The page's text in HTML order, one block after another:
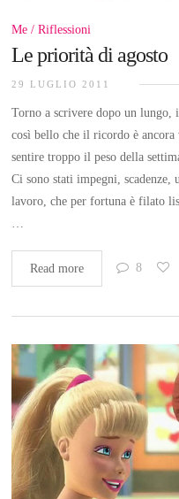
Me Riflessioni
Le priorità di agosto
29 LUGLIO 2011
Torno a scrivere dopo un lungo,
così bello che il ricordo è
sentire troppo il peso della
Ci sono stati impegni,
lavoro, che per fortuna è filato
…
Read more 8